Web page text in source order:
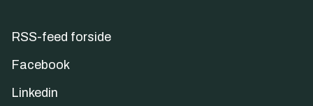
RSS-feed forside
Facebook
Linkedin